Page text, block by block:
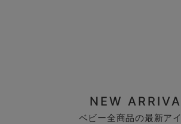
NEW
ベビー全商品の最新ア